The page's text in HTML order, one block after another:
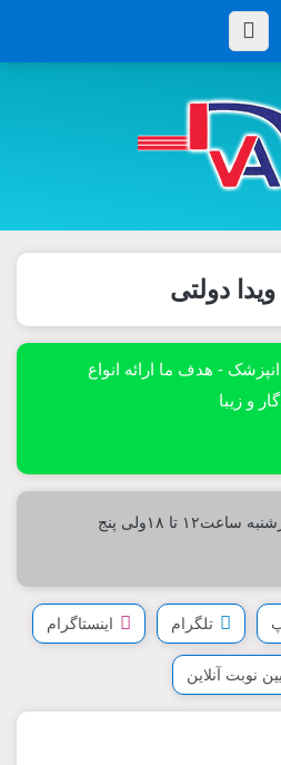
دولتی
- هدف ما ارائه انواع
و زیبا
ساعات کاری شنبه تا چهارشنبه ساعت۱۲ تا ۱۸ولی پنج
تلگرام اینستاگرام
نوبت آنلاین